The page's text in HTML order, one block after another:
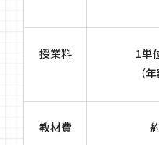
授業料
1単
（
教材費